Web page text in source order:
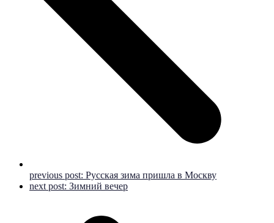
previous post: Русская зима пришла в Москву
next post: Зимний вечер